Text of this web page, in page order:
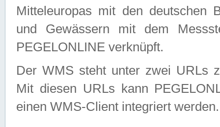
Mitteleuropas mit den deutschen
und Gewässern mit dem
PEGELONLINE verknüpft.
Der WMS steht unter zwei URLs
Mit diesen URLs kann
einen WMS-Client integriert werden.